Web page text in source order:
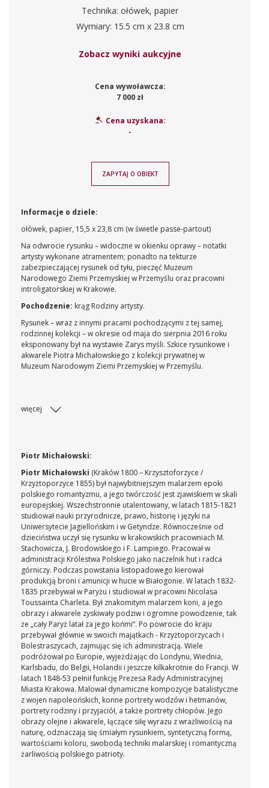
Technika: ołówek, papier
Wymiary: 15.5 cm x 23.8 cm
Zobacz wyniki aukcyjne
Cena wywoławcza:
7 000 zł
Cena uzyskana:
-
ZAPYTAJ O OBIEKT
Informacje o dziele:
ołówek, papier, 15,5 x 23,8 cm (w świetle passe-partout)
Na odwrocie rysunku – widoczne w okienku oprawy – notatki
artysty wykonane atramentem; ponadto na tekturze
zabezpieczającej rysunek od tyłu, pieczęć Muzeum
Narodowego Ziemi Przemyskiej w Przemyślu oraz pracowni
introligatorskiej w Krakowie.
Pochodzenie: krąg Rodziny artysty.
Rysunek – wraz z innymi pracami pochodzącymi z tej samej,
rodzinnej kolekcji – w okresie od maja do sierpnia 2016 roku
eksponowany był na wystawie Zarys myśli. Szkice rysunkowe i
akwarele Piotra Michałowskiego z kolekcji prywatnej w
Muzeum Narodowym Ziemi Przemyskiej w Przemyślu.
więcej
Piotr Michałowski:
Piotr Michałowski (Kraków 1800 – Krzysztoforzyce /
Krzyżtoporzyce 1855) był najwybitniejszym malarzem epoki
polskiego romantyzmu, a jego twórczość jest zjawiskiem w skali
europejskiej. Wszechstronnie utalentowany, w latach 1815-1821
studiował nauki przyrodnicze, prawo, historię i języki na
Uniwersytecie Jagiellońskim i w Getyndze. Równocześnie od
dzieciństwa uczył się rysunku w krakowskich pracowniach M.
Stachowicza, J. Brodowskiego i F. Lampiego. Pracował w
administracji Królestwa Polskiego jako naczelnik hut i radca
górniczy. Podczas powstania listopadowego kierował
produkcją broni i amunicji w hucie w Białogonie. W latach 1832-
1835 przebywał w Paryżu i studiował w pracowni Nicolasa
Toussainta Charleta. Był znakomitym malarzem koni, a jego
obrazy i akwarele zyskiwały podziw i ogromne powodzenie, tak
że „cały Paryż latał za jego końmi“. Po powrocie do kraju
przebywał głównie w swoich majątkach - Krzyżtoporzycach i
Bolestraszycach, zajmując się ich administracją. Wiele
podróżował po Europie, wyjeżdżając do Londynu, Wiednia,
Karlsbadu, do Belgii, Holandii i jeszcze kilkakrotnie do Francji. W
latach 1848-53 pełnił funkcję Prezesa Rady Administracyjnej
Miasta Krakowa. Malował dynamiczne kompozycje batalistyczne
z wojen napoleońskich, konne portrety wodzów i hetmanów,
portrety rodziny i przyjaciół, a także portrety chłopów. Jego
obrazy olejne i akwarele, łączące siłę wyrazu z wrażliwością na
naturę, odznaczają się śmiałym rysunkiem, syntetyczną formą,
wartościami koloru, swobodą techniki malarskiej i romantyczną
żarliwością polskiego patrioty.